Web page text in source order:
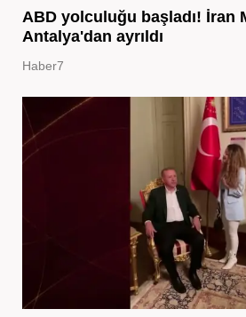
ABD yolculuğu başladı! İran
Antalya'dan ayrıldı
Haber7